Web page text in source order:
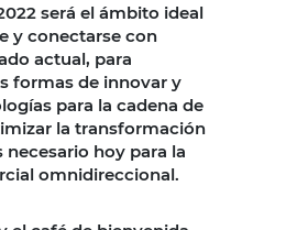
será el ámbito ideal
y conectarse con
actual, para
formas de innovar y
para la cadena de
la transformación
necesario hoy para la
omnidireccional.